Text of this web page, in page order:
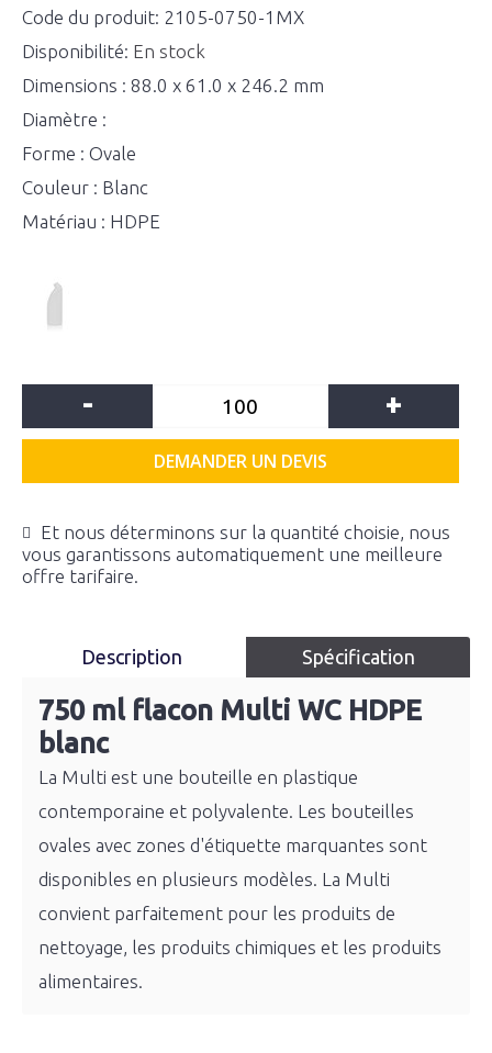
Code du produit: 2105-0750-1MX
Disponibilité: En stock
Dimensions : 88.0 x 61.0 x 246.2 mm
Diamètre :
Forme : Ovale
Couleur : Blanc
Matériau : HDPE
- +
DEMANDER UN DEVIS
Et nous déterminons sur la quantité choisie, nous
vous garantissons automatiquement une meilleure
offre tarifaire.
Description Spécification
750 ml flacon Multi WC HDPE
blanc
La Multi est une bouteille en plastique
contemporaine et polyvalente. Les bouteilles
ovales avec zones d'étiquette marquantes sont
disponibles en plusieurs modèles. La Multi
convient parfaitement pour les produits de
nettoyage, les produits chimiques et les produits
alimentaires.